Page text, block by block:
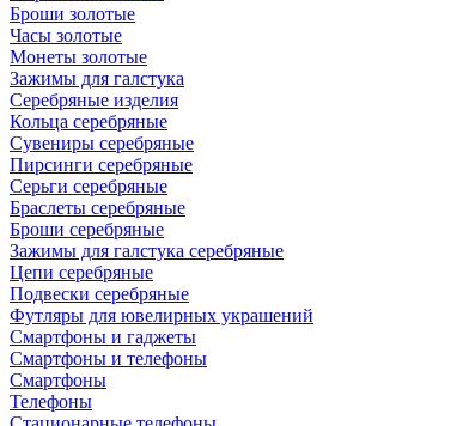
Броши золотые
Часы золотые
Монеты золотые
Зажимы для галстука
Серебряные изделия
Кольца серебряные
Сувениры серебряные
Пирсинги серебряные
Серьги серебряные
Браслеты серебряные
Броши серебряные
Зажимы для галстука серебряные
Цепи серебряные
Подвески серебряные
Футляры для ювелирных украшений
Смартфоны и гаджеты
Смартфоны и телефоны
Смартфоны
Телефоны